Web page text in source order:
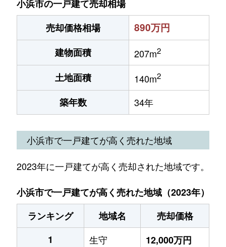
小浜市の一戸建て売却相場
売却価格相場
890万円
建物面積 207m2
土地面積 140m2
築年数 34年
小浜市で一戸建てが高く売れた地域
2023年に一戸建てが高く売却された地域です。
小浜市で一戸建てが高く売れた地域（2023年）
ランキング
地域名
売却価格
1
生守
12,000万円